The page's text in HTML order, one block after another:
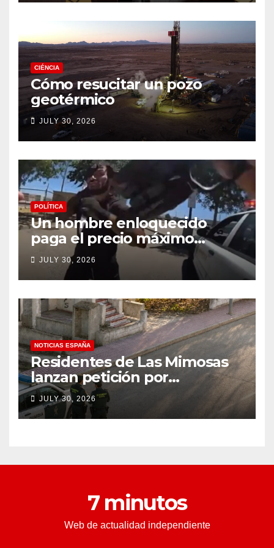
CIÉNCIA
Cómo resucitar un pozo
geotérmico
JULY 30, 2026
POLÍTICA
Un hombre enloquecido
paga el precio máximo
después de llevar un cuchillo
a un tiroteo con agentes del
condado de Los Ángeles
(VIDEO) * The Gateway
Pundit * por Cullen
Linebarger
JULY 30, 2026
NOTICIAS ESPAÑA
Residentes de Las Mimosas
lanzan petición por
disminución ‘inaceptable’ de
servicios básicos – The
Leader
JULY 30, 2026
7 minutos
Web de actualidad independiente